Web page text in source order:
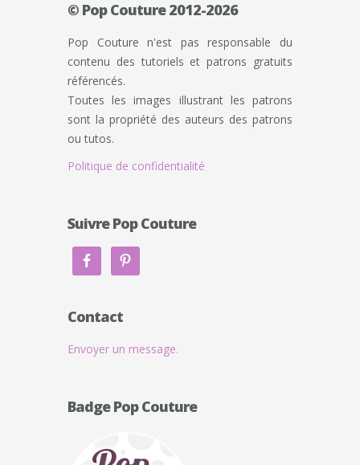
© Pop Couture 2012-2026
Pop Couture n'est pas responsable du
contenu des tutoriels et patrons gratuits
référencés.
Toutes les images illustrant les patrons
sont la propriété des auteurs des patrons
ou tutos.
Politique de confidentialité
Suivre Pop Couture
Contact
Envoyer un message.
Badge Pop Couture